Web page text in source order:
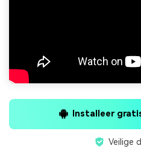
Installeer
Veilige